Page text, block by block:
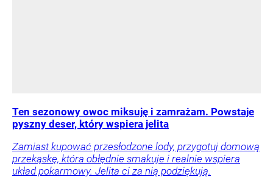
Ten sezonowy owoc miksuję i zamrażam. Powstaje
pyszny deser, który wspiera jelita
Zamiast kupować przesłodzone lody, przygotuj domową
przekąskę, która obłędnie smakuje i realnie wspiera
układ pokarmowy. Jelita ci za nią podziękują.